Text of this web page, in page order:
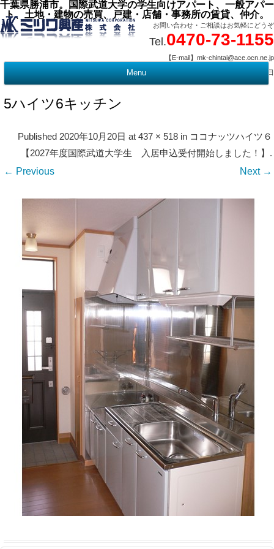
千葉県勝浦市。国際武道大学の学生向けアパート、一般アパー
ト、土地・建物の売買、戸建・店舗・事務所の賃貸、仲介。
お問い合わせ・ご相談はお気軽にどうぞ
Tel.0470-73-1155
【E-mail】mk-chintai@ace.ocn.ne.jp
【営業時間】09:00 ～ 17:15 【定 休 日】水曜・祭日
Menu
5ハイツ6キッチン
Published2020年10月20日 at437 × 518 in ココナッツハイツ６
【2027年度国際武道大学生 入居申込受付開始しました！】 .
← Previous Next →